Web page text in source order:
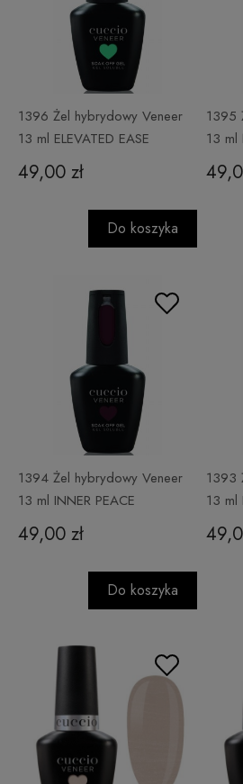
1396 Żel hybrydowy Veneer
13 ml ELEVATED EASE
49,00 zł
Do koszyka
1395
13 ml
1394 Żel hybrydowy Veneer
13 ml INNER PEACE
49,00 zł
Do koszyka
1393
13 ml